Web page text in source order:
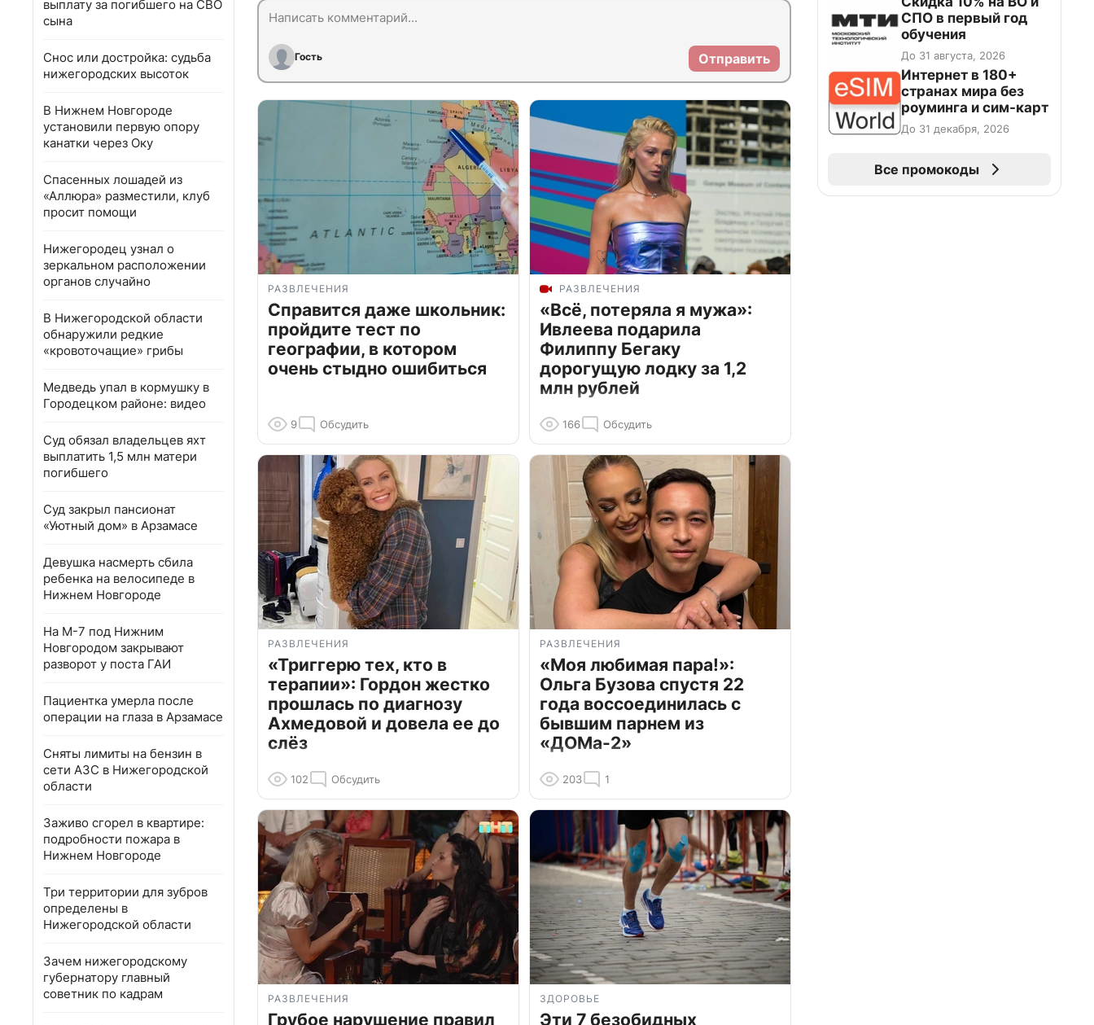
выплату за погибшего на СВО
сына
Снос или достройка: судьба
нижегородских высоток
В Нижнем Новгороде
установили первую опору
канатки через Оку
Спасенных лошадей из
«Аллюра» разместили, клуб
просит помощи
Нижегородец узнал о
зеркальном расположении
органов случайно
В Нижегородской области
обнаружили редкие
«кровоточащие» грибы
Медведь упал в кормушку в
Городецком районе: видео
Суд обязал владельцев яхт
выплатить 1,5 млн матери
погибшего
Суд закрыл пансионат
«Уютный дом» в Арзамасе
Девушка насмерть сбила
ребенка на велосипеде в
Нижнем Новгороде
На М-7 под Нижним
Новгородом закрывают
разворот у поста ГАИ
Пациентка умерла после
операции на глаза в Арзамасе
Сняты лимиты на бензин в
сети АЗС в Нижегородской
области
Заживо сгорел в квартире:
подробности пожара в
Нижнем Новгороде
Три территории для зубров
определены в
Нижегородской области
Зачем нижегородскому
губернатору главный
советник по кадрам
Гость Отправить
РАЗВЛЕЧЕНИЯ
Справится даже школьник:
пройдите тест по
географии, в котором
очень стыдно ошибиться
9 Обсудить
РАЗВЛЕЧЕНИЯ
«Всё, потеряла я мужа»:
Ивлеева подарила
Филиппу Бегаку
дорогущую лодку за 1,2
млн рублей
166 Обсудить
РАЗВЛЕЧЕНИЯ
«Триггерю тех, кто в
терапии»: Гордон жестко
прошлась по диагнозу
Ахмедовой и довела ее до
слёз
102 Обсудить
РАЗВЛЕЧЕНИЯ
«Моя любимая пара!»:
Ольга Бузова спустя 22
года воссоединилась с
бывшим парнем из
«ДОМа-2»
203 1
РАЗВЛЕЧЕНИЯ
Грубое нарушение правил
ЗДОРОВЬЕ
Эти 7 безобидных
СПО в первый год
обучения
До 31 августа, 2026
Интернет в 180+
странах мира без
роуминга и сим-карт
До 31 декабря, 2026
Все промокоды